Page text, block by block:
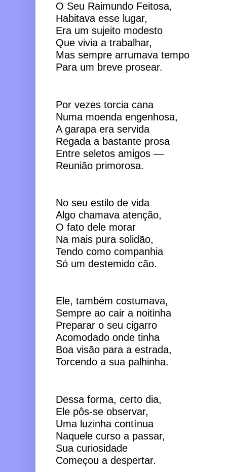
O Seu Raimundo Feitosa,
Habitava esse lugar,
Era um sujeito modesto
Que vivia a trabalhar,
Mas sempre arrumava tempo
Para um breve prosear.
Por vezes torcia cana
Numa moenda engenhosa,
A garapa era servida
Regada a bastante prosa
Entre seletos amigos —
Reunião primorosa.
No seu estilo de vida
Algo chamava atenção,
O fato dele morar
Na mais pura solidão,
Tendo como companhia
Só um destemido cão.
Ele, também costumava,
Sempre ao cair a noitinha
Preparar o seu cigarro
Acomodado onde tinha
Boa visão para a estrada,
Torcendo a sua palhinha.
Dessa forma, certo dia,
Ele pôs-se observar,
Uma luzinha contínua
Naquele curso a passar,
Sua curiosidade
Começou a despertar.